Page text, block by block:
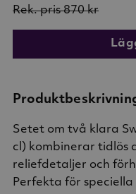
Rek. pris 870 kr
Setet om två klara
cl) kombinerar tidlös
reliefdetaljer och
Perfekta för